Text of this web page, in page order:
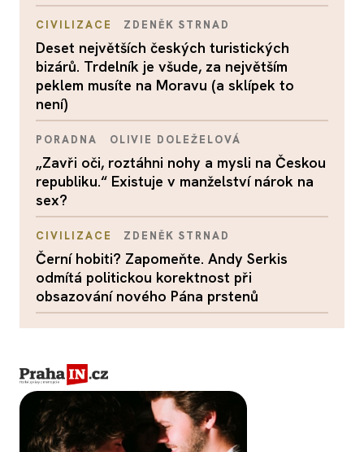
CIVILIZACE ZDENĚK STRNAD
Deset největších českých turistických
bizárů. Trdelník je všude, za největším
peklem musíte na Moravu (a sklípek to
není)
PORADNA OLIVIE DOLEŽELOVÁ
„Zavři oči, roztáhni nohy a mysli na Českou
republiku.“ Existuje v manželství nárok na
sex?
CIVILIZACE ZDENĚK STRNAD
Černí hobiti? Zapomeňte. Andy Serkis
odmítá politickou korektnost při
obsazování nového Pána prstenů